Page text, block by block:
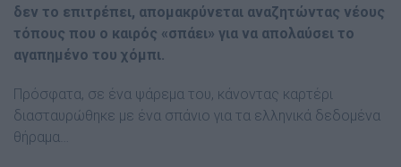
δεν το επιτρέπει, απομακρύνεται αναζητώντας νέους
τόπους που ο καιρός «σπάει» για να απολαύσει το
αγαπημένο του χόμπι.
Πρόσφατα, σε ένα ψάρεμα του, κάνοντας καρτέρι
διασταυρώθηκε με ένα σπάνιο για τα ελληνικά δεδομένα
θήραμα…